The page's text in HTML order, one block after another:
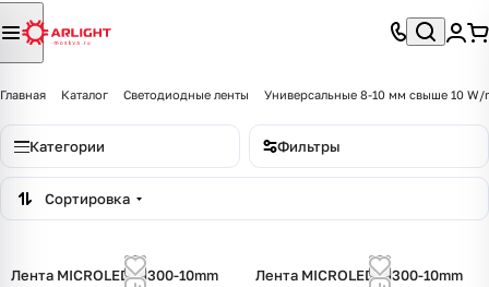
Главная Каталог Светодиодные ленты Универсальные 8-10 мм свыше 10 W/
Категории Фильтры
Сортировка
Лента MICROLED-M300-10mm
Лента MICROLED-M300-10mm